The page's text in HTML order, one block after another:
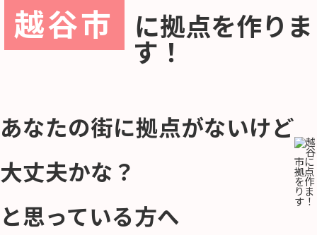
越谷市 に拠点を作りま
す！
あなたの街に拠点がないけど
大丈夫かな？
と思っている方へ